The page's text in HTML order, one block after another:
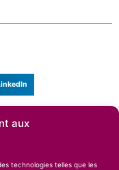
aux
technologies telles que les